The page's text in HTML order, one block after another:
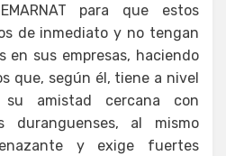
para que estos
de inmediato y no tengan
en sus empresas, haciendo
que, según él, tiene a nivel
amistad cercana con
duranguenses, al mismo
y exige fuertes